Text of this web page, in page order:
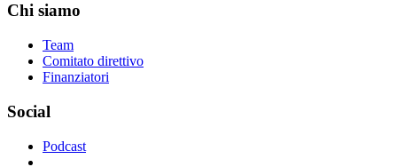
Chi siamo
Team
Comitato direttivo
Finanziatori
Social
Podcast